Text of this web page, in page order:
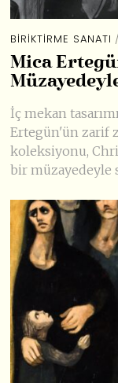
BIRIKTIRME SANATI /
Mica
İç mekan
Ertegün'ün zarif
koleksiyonu,
bir müzayedeyle